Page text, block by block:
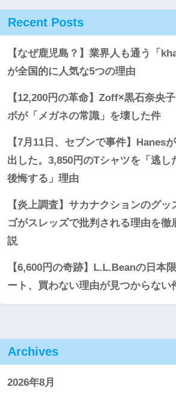
Recent Posts
【なぜ鹿児島？】業界人も通う「
が全国的に人気な5つの理由
【12,200円の革命】Zoff×黒石奈央
ボが「メガネの常識」を壊した件
【7月11日、セブンで事件】Hanes
出した。3,850円のTシャツを「逃し
後悔する」理由
【炎上調査】サカナクションのグッ
ゴがスレッズで批判される理由を徹
説
【6,600円の奇跡】L.L.Beanの日本
ート、買わない理由が見つからない
Archives
2026年8月